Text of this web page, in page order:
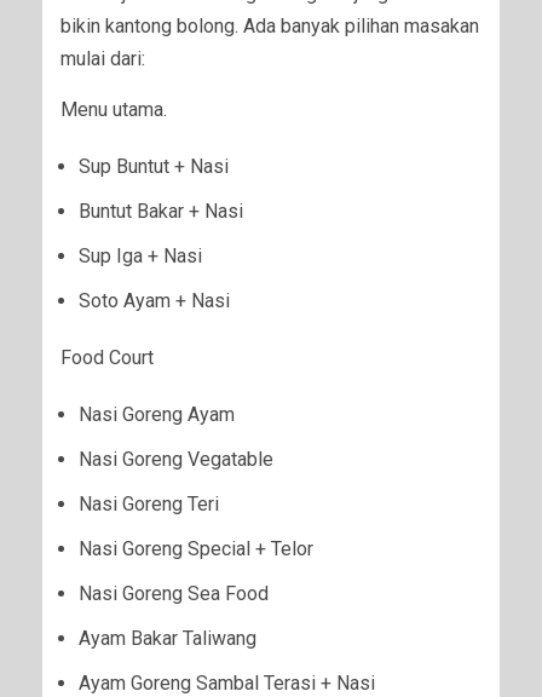
bikin kantong bolong. Ada banyak pilihan masakan
mulai dari:
Menu utama.
Sup Buntut + Nasi
Buntut Bakar + Nasi
Sup Iga + Nasi
Soto Ayam + Nasi
Food Court
Nasi Goreng Ayam
Nasi Goreng Vegatable
Nasi Goreng Teri
Nasi Goreng Special + Telor
Nasi Goreng Sea Food
Ayam Bakar Taliwang
Ayam Goreng Sambal Terasi + Nasi